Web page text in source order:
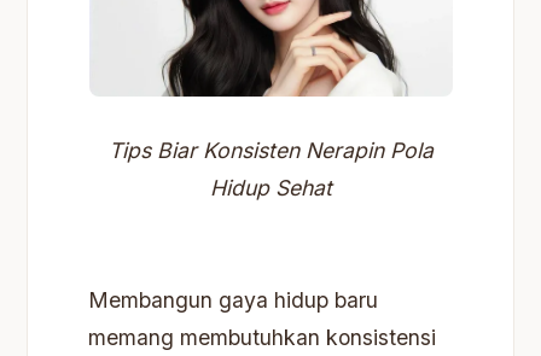
Tips Biar Konsisten Nerapin Pola
Hidup Sehat
Membangun gaya hidup baru
memang membutuhkan konsistensi